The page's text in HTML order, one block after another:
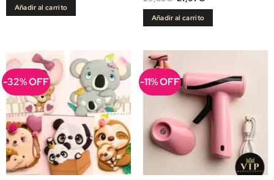
Añadir al carrito precio
original
era:
29,85€.
es:
27,97€.
Añadir al carrito
-32% OFF -11% OFF